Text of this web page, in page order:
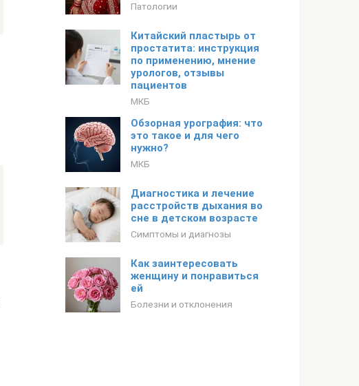
Патологии
Китайский пластырь от
простатита: инструкция
по применению, мнение
урологов, отзывы
пациентов
МКБ
Обзорная урография: что
это такое и для чего
нужно?
МКБ
Диагностика и лечение
расстройств дыхания во
сне в детском возрасте
Симптомы и диагнозы
Как заинтересовать
женщину и понравиться
ей
Болезни и отклонения